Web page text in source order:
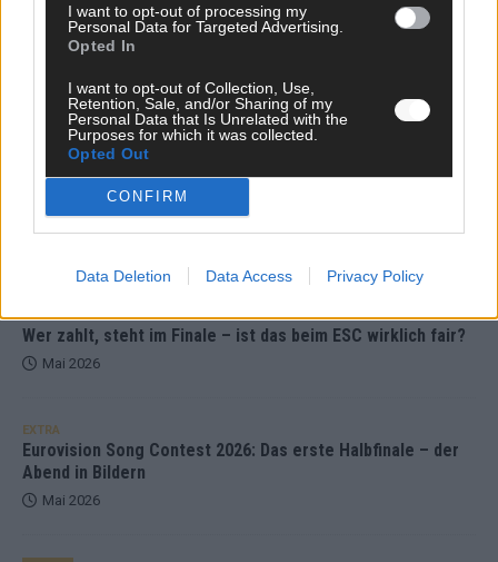
I want to opt-out of processing my
Personal Data for Targeted Advertising.
Opted In
I want to opt-out of Collection, Use,
Retention, Sale, and/or Sharing of my
Personal Data that Is Unrelated with the
Purposes for which it was collected.
Opted Out
CONFIRM
Data Deletion Data Access Privacy Policy
KOMMENTAR
JJ hat den Abend gerettet – der Rest des ESC-Halbfinales
war solide, aber kein Feuerwerk
Mai 2026
EXTRA
ESC-Halbfinale 2: Das sagen die Wettquoten – vier sicher,
sechs zittern, einer chancenlos!
KOMMENTAR
Wer zahlt, steht im Finale – ist das beim ESC wirklich fair?
Mai 2026
EXTRA
Eurovision Song Contest 2026: Das erste Halbfinale – der
Abend in Bildern
Mai 2026